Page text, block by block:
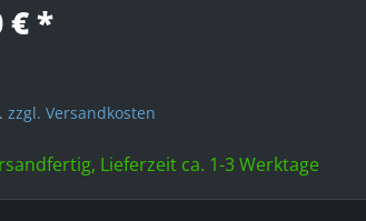
€ *
zzgl. Versandkosten
Lieferzeit ca. 1-3 Werktage